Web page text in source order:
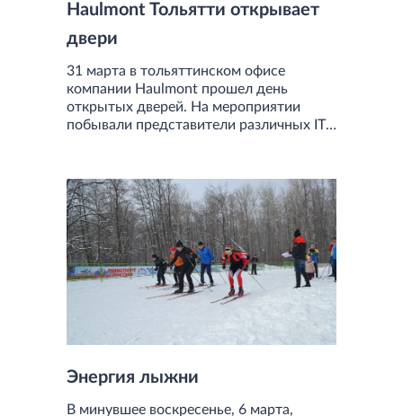
Haulmont Тольятти открывает
двери
31 марта в тольяттинском офисе
компании Haulmont прошел день
открытых дверей. На мероприятии
побывали представители различных IT-
свой путь в мире технологий и мечтает
выбрать данную сферу для построения
карьеры.
Энергия лыжни
В минувшее воскресенье, 6 марта,